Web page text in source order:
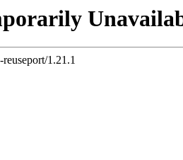
1.21.1